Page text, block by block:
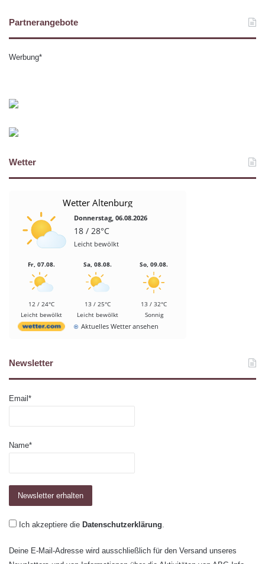
Partnerangebote
Werbung*
Wetter
Wetter Altenburg
Donnerstag, 06.08.2026
18 / 28°C
Leicht bewölkt
Fr, 07.08.
12 / 24°C
Leicht bewölkt
Sa, 08.08.
13 / 25°C
Leicht bewölkt
So, 09.08.
13 / 32°C
Sonnig
Aktuelles Wetter ansehen
Newsletter
Email*
Name*
Ich akzeptiere die Datenschutzerklärung
Deine E-Mail-Adresse wird ausschließlich für den Versand unseres